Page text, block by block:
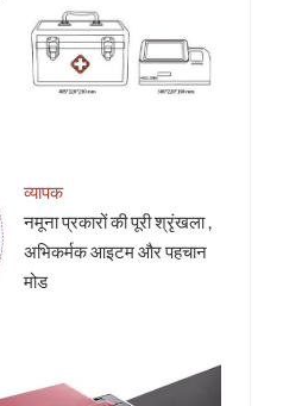
व्यापक
नमूना प्रकारों की पूरी श्रृंखला ,
अभिकर्मक आइटम और पहचान
मोड